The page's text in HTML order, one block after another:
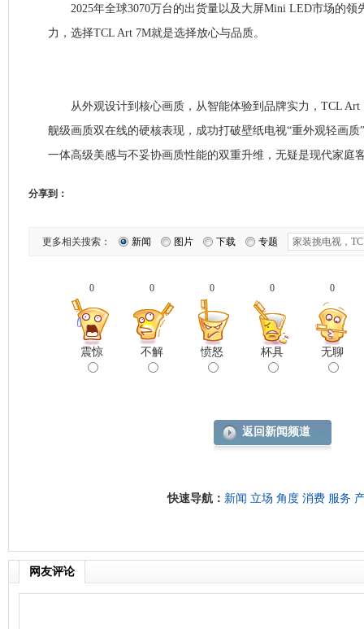
2025年全球3070万台的出货量以及大屏Mini LED市场的领
力，选择TCL Art 7M就是选择放心与品质。
从外观设计到核心画质，从智能体验到品牌实力，TCL Art
舰级画质双在线的硬核表现，成功打破壁纸电视“重外观轻画
一体高级美感与不妥协画质性能的双重升维，无疑是现代家庭
分享到：
更多相关搜索： 新闻 图片 下载 专题
0
震惊
0
不解
0
愤怒
0
杯具
0
无聊
返回新闻频道
快速导航： 新闻 立场 角度 消费 服务
网友评论